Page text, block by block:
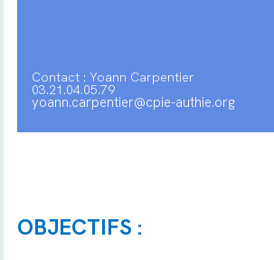
Contact : Yoann Carpentier
03.21.04.05.79
yoann.carpentier@cpie-authie.org
OBJECTIFS :